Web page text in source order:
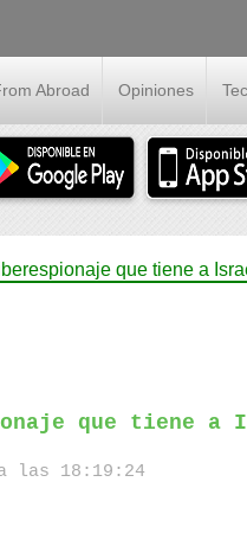
Abroad Opiniones
que tiene a
que tiene
las 18:19:24